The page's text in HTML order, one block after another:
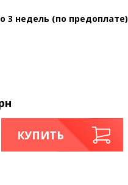
3 недель (по предоплате)
КУПИТЬ